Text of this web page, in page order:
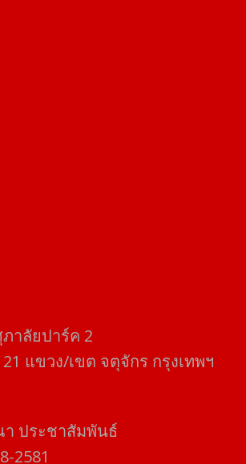
าลัยปาร์ค​ 2
แขวง/เขต​ จตุจักร​ กรุงเทพฯ
ประชาสัมพันธ์
2581